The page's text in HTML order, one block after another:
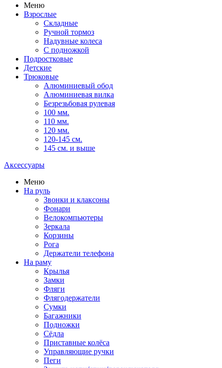
Меню
Взрослые
Складные
Ручной тормоз
Надувные колеса
С подножкой
Подростковые
Детские
Трюковые
Алюминиевый обод
Алюминиевая вилка
Безрезьбовая рулевая
100 мм.
110 мм.
120 мм.
120-145 см.
145 см. и выше
Аксессуары
Меню
На руль
Звонки и клаксоны
Фонари
Велокомпьютеры
Зеркала
Корзины
Рога
Держатели телефона
На раму
Крылья
Замки
Фляги
Флягодержатели
Сумки
Багажники
Подножки
Сёдла
Приставные колёса
Управляющие ручки
Пеги